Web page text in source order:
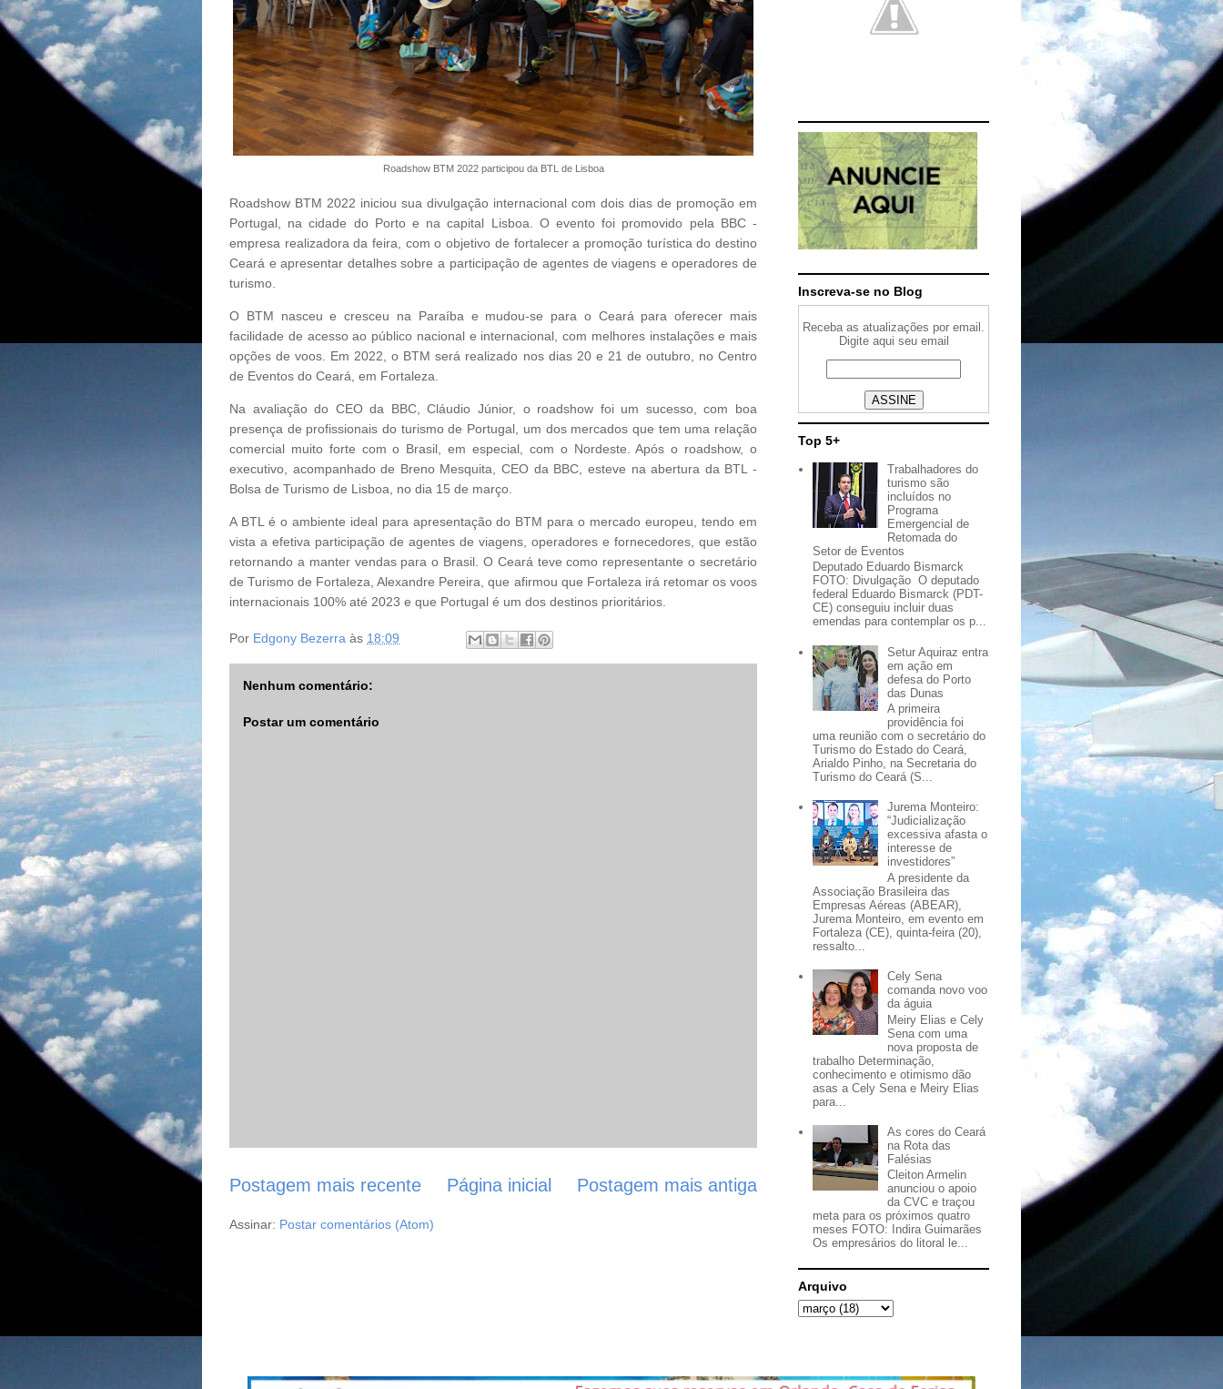
Roadshow BTM 2022 participou da BTL de Lisboa
Roadshow BTM 2022 iniciou sua divulgação internacional com dois dias de promoção em
Portugal, na cidade do Porto e na capital Lisboa. O evento foi promovido pela BBC -
empresa realizadora da feira, com o objetivo de fortalecer a promoção turística do destino
Ceará e apresentar detalhes sobre a participação de agentes de viagens e operadores de
turismo.
O BTM nasceu e cresceu na Paraíba e mudou-se para o Ceará para oferecer mais
facilidade de acesso ao público nacional e internacional, com melhores instalações e mais
opções de voos. Em 2022, o BTM será realizado nos dias 20 e 21 de outubro, no Centro
de Eventos do Ceará, em Fortaleza.
Na avaliação do CEO da BBC, Cláudio Júnior, o roadshow foi um sucesso, com boa
presença de profissionais do turismo de Portugal, um dos mercados que tem uma relação
comercial muito forte com o Brasil, em especial, com o Nordeste. Após o roadshow, o
executivo, acompanhado de Breno Mesquita, CEO da BBC, esteve na abertura da BTL -
Bolsa de Turismo de Lisboa, no dia 15 de março.
A BTL é o ambiente ideal para apresentação do BTM para o mercado europeu, tendo em
vista a efetiva participação de agentes de viagens, operadores e fornecedores, que estão
retornando a manter vendas para o Brasil. O Ceará teve como representante o secretário
de Turismo de Fortaleza, Alexandre Pereira, que afirmou que Fortaleza irá retomar os voos
internacionais 100% até 2023 e que Portugal é um dos destinos prioritários.
Por Edgony Bezerra às 18:09
Nenhum comentário:
Postar um comentário
Postagem mais recente Postagem mais antiga
Página inicial
Assinar: Postar comentários (Atom)
Inscreva-se no Blog
Receba as atualizações por email.
Digite aqui seu email
Top 5+
Trabalhadores do
turismo são
incluídos no
Programa
Emergencial de
Retomada do
Setor de Eventos
Deputado Eduardo Bismarck
FOTO: Divulgação O deputado
federal Eduardo Bismarck (PDT-
CE) conseguiu incluir duas
emendas para contemplar os p...
Setur Aquiraz entra
em ação em
defesa do Porto
das Dunas
A primeira
providência foi
uma reunião com o secretário do
Turismo do Estado do Ceará,
Arialdo Pinho, na Secretaria do
Turismo do Ceará (S...
Jurema Monteiro:
“Judicialização
excessiva afasta o
interesse de
investidores”
A presidente da
Associação Brasileira das
Empresas Aéreas (ABEAR),
Jurema Monteiro, em evento em
Fortaleza (CE), quinta-feira (20),
ressalto...
Cely Sena
comanda novo voo
da águia
Meiry Elias e Cely
Sena com uma
nova proposta de
trabalho Determinação,
conhecimento e otimismo dão
asas a Cely Sena e Meiry Elias
para...
As cores do Ceará
na Rota das
Falésias
Cleiton Armelin
anunciou o apoio
da CVC e traçou
meta para os próximos quatro
meses FOTO: Indira Guimarães
Os empresários do litoral le...
Arquivo